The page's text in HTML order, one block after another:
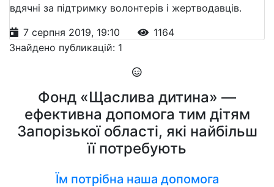
вдячні за підтримку волонтерів і жертводавців.
7 серпня 2019, 19:10
1164
Знайдено публикацій: 1
Фонд «Щаслива дитина» —
ефективна допомога тим дітям
Запорізької області, які найбільш
її потребують
Їм потрібна наша допомога